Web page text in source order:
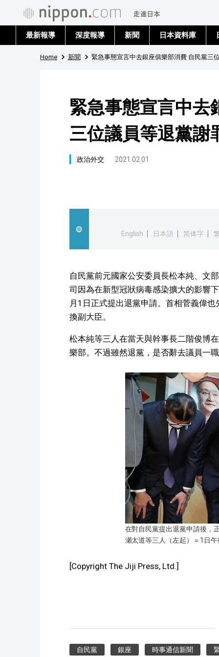
最新報導 深度報導 新聞 日本資料庫
Home 新聞 緊急事態宣言中去銀座俱樂部消費 自民黨三
緊急事態宣言中去
三位議員等退黨謝
政治外交 2021.02.01
English 日本語 简体字
自民黨前元國家公安委員長松本純、文
司因為在新型冠狀病毒感染擴大的影響
月1日正式提出退黨申請。首相菅義偉
換副大臣。
松本純等三人在當天與幹事長二階俊博
樂部。不過雖然退黨，是否辭去議員一
在對自民黨提出退黨申請後，
瀬太道等三人（左起）＝1日
[Copyright The Jiji Press, Ltd.]
自民黨 銀座 時事通信新聞